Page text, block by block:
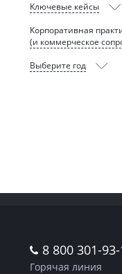
Ключевые кейсы
Корпоративная
(и коммерческое
Выберите год
8 800 301-
Горячая линия